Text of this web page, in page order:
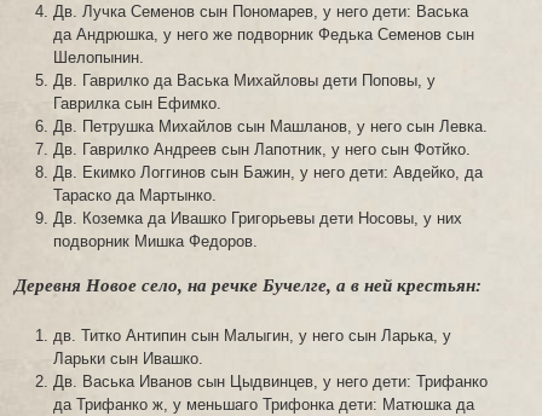
Дв. Лучка Семенов сын Пономарев, у него дети: Васька
да Андрюшка, у него же подворник Федька Семенов сын
Шелопынин.
Дв. Гаврилко да Васька Михайловы дети Поповы, у
Гаврилка сын Ефимко.
Дв. Петрушка Михайлов сын Машланов, у него сын Левка.
Дв. Гаврилко Андреев сын Лапотник, у него сын Фотйко.
Дв. Екимко Логгинов сын Бажин, у него дети: Авдейко, да
Тараско да Мартынко.
Дв. Коземка да Ивашко Григорьевы дети Носовы, у них
подворник Мишка Федоров.
Деревня Новое село, на речке Бучелге, а в ней крестьян:
дв. Титко Антипин сын Малыгин, у него сын Ларька, у
Ларьки сын Ивашко.
Дв. Васька Иванов сын Цыдвинцев, у него дети: Трифанко
да Трифанко ж, у меньшаго Трифонка дети: Матюшка да